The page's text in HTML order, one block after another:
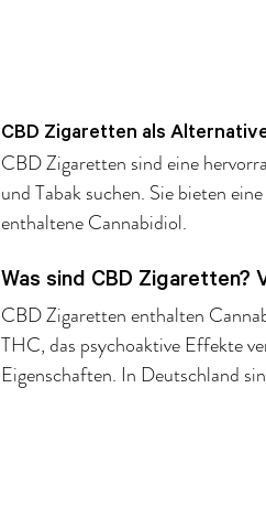
CBD Zigaretten als
CBD Zigaretten sind eine
und Tabak suchen. Sie bieten
enthaltene Cannabidiol.
Was sind CBD Zigaretten?
CBD Zigaretten enthalten
THC, das psychoaktive Effekte
Eigenschaften. In Deutschland